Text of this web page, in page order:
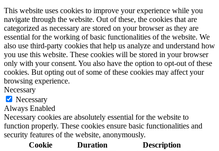
This website uses cookies to improve your experience while you
navigate through the website. Out of these, the cookies that are
categorized as necessary are stored on your browser as they are
essential for the working of basic functionalities of the website. We
also use third-party cookies that help us analyze and understand how
you use this website. These cookies will be stored in your browser
only with your consent. You also have the option to opt-out of these
cookies. But opting out of some of these cookies may affect your
browsing experience.
Necessary
Necessary
Always Enabled
Necessary cookies are absolutely essential for the website to
function properly. These cookies ensure basic functionalities and
security features of the website, anonymously.
Cookie
Duration Description